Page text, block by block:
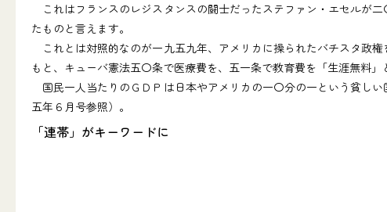
これはフランスのレジスタンスの闘士だったステファン・エセルが
たものと言えます。
これとは対照的なのが一九五九年、アメリカに操られたバチスタ政
もと、キューバ憲法五〇条で医療費を、五一条で教育費を「生涯無料」
国民一人当たりのＧＤＰは日本やアメリカの一〇分の一という貧し
五年６月号参照）。
「連帯」がキーワードに